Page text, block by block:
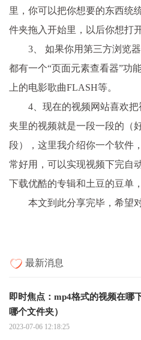
里，你可以把你想要的东西统
件夹拖入开始里，以后你想打
3、 如果你用第三方浏览
都有一个“页面元素查看器”功
上的电影歌曲FLASH等。
4、现在的视频网站喜欢
夹里的视频就是一段一段的（
段），这里我介绍你一个软件
常好用，可以实现视频下完自
下载优酷的专辑和土豆的豆单
本文到此分享完毕，希望
最新消息
即时焦点：mp4格式的视频在哪
哪个文件夹）
2023-07-06 12:18:25